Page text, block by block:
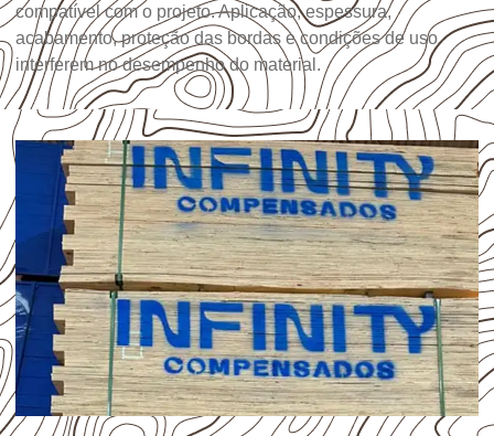
compatível com o projeto. Aplicação, espessura,
acabamento, proteção das bordas e condições de uso
interferem no desempenho do material.